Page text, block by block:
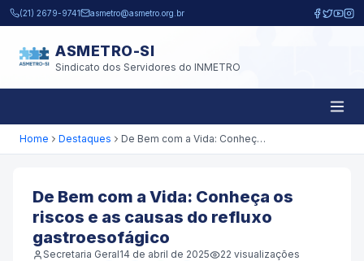
Pular para o conteúdo principal
(21) 2679-9741 asmetro@asmetro.org.br
ASMETRO-SI
Sindicato dos Servidores do INMETRO
Home Destaques De Bem com a Vida: Conheça os riscos e as causas do refluxo gastroesofágico
De Bem com a Vida: Conheça os
riscos e as causas do refluxo
gastroesofágico
Secretaria Geral14 de abril de 2025 22 visualizações